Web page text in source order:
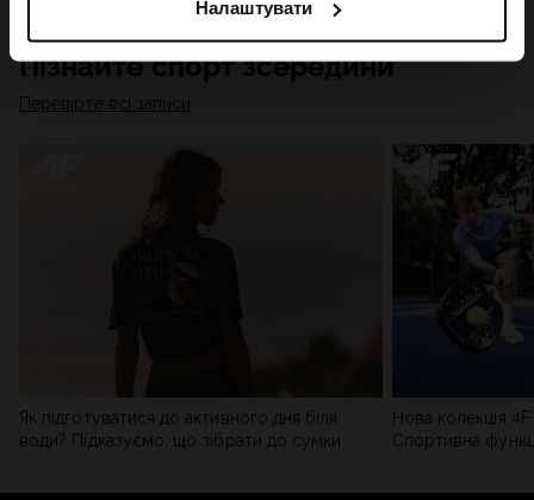
з метою націлювання та покращення відображення
відповідної онлайн-реклами, проведення аналітики,
відповідності вмісту та вдосконалення рішень, які
пропонують наші партнери (наприклад, соціальні
мережі). Детальну інформацію можна знайти в нашій
та в розділі «Деталі».
Налаштувати
Пізнайте спорт зсередини
Перевірте всі записи
Як підготуватися до активного дня біля
води? Підказуємо, що зібрати до сумки
Нова колекція
Спортивна